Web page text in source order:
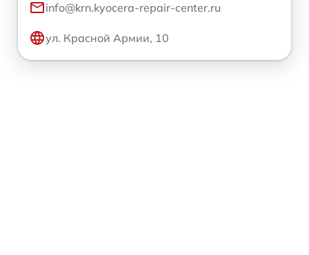
info@krn.kyocera-repair-center.ru
ул. Красной Армии, 10